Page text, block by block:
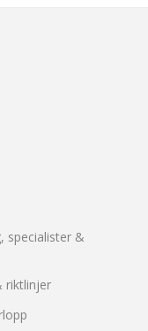
specialister &
riktlinjer